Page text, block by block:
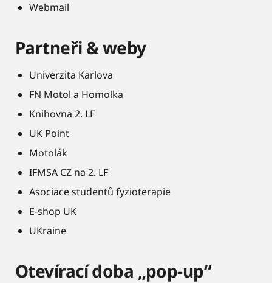
Webmail
Partneři & weby
Univerzita Karlova
FN Motol a Homolka
Knihovna 2. LF
UK Point
Motolák
IFMSA CZ na 2. LF
Asociace studentů fyzioterapie
E-shop UK
UKraine
Otevírací doba „pop-up“